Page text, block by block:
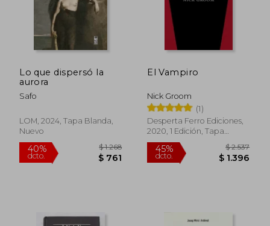
Lo que dispersó la
aurora
Safo
LOM, 2024, Tapa Blanda,
Nuevo
El Vampiro
Nick Groom
(1)
Desperta Ferro Ediciones,
2020, 1 Edición, Tapa
Blanda, Nuevo